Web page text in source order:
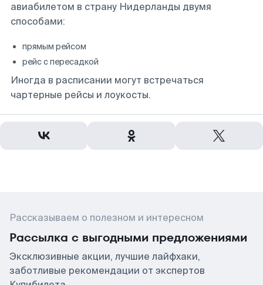
авиабилетом в страну Нидерланды двумя
способами:
прямым рейсом
рейс с пересадкой
Иногда в расписании могут встречаться
чартерные рейсы и лоукосты.
Рассказываем о полезном и интересном
Рассылка с выгодными предложениями
Эксклюзивные акции, лучшие лайфхаки,
заботливые рекомендации от экспертов